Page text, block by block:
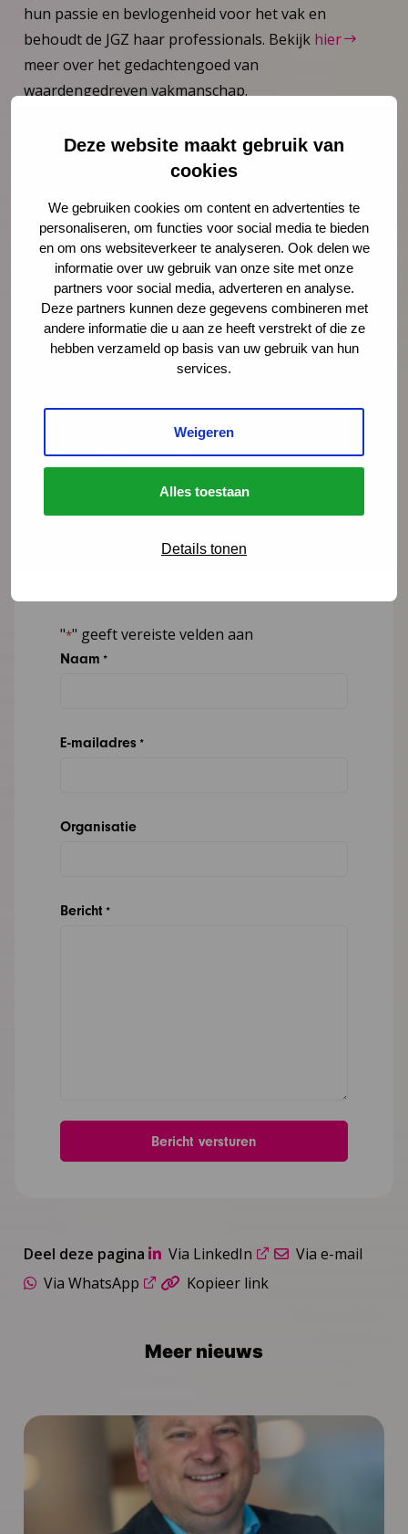
Deze website maakt gebruik van
cookies
We gebruiken cookies om content en advertenties te
personaliseren, om functies voor social media te bieden
en om ons websiteverkeer te analyseren. Ook delen we
informatie over uw gebruik van onze site met onze
partners voor social media, adverteren en analyse.
Deze partners kunnen deze gegevens combineren met
andere informatie die u aan ze heeft verstrekt of die ze
hebben verzameld op basis van uw gebruik van hun
services.
Weigeren
Alles toestaan
Details tonen
hun passie en bevlogenheid voor het vak en
behoudt de JGZ haar professionals. Bekijk hier
meer over het gedachtengoed van
waardengedreven vakmanschap.
Yvonne Vanneste
yvanneste@ncj.nl
06 - 83 77 83 91
"*" geeft vereiste velden aan
Naam *
E-mailadres *
Organisatie
Bericht *
Deel deze pagina Via LinkedIn
Via e-mail
Via WhatsApp
Kopieer link
Meer nieuws